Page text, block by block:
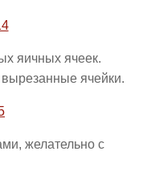
яичных ячеек.
ячейки.
желательно с